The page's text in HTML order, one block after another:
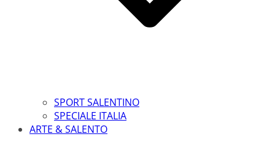
SPORT SALENTINO
SPECIALE ITALIA
ARTE & SALENTO